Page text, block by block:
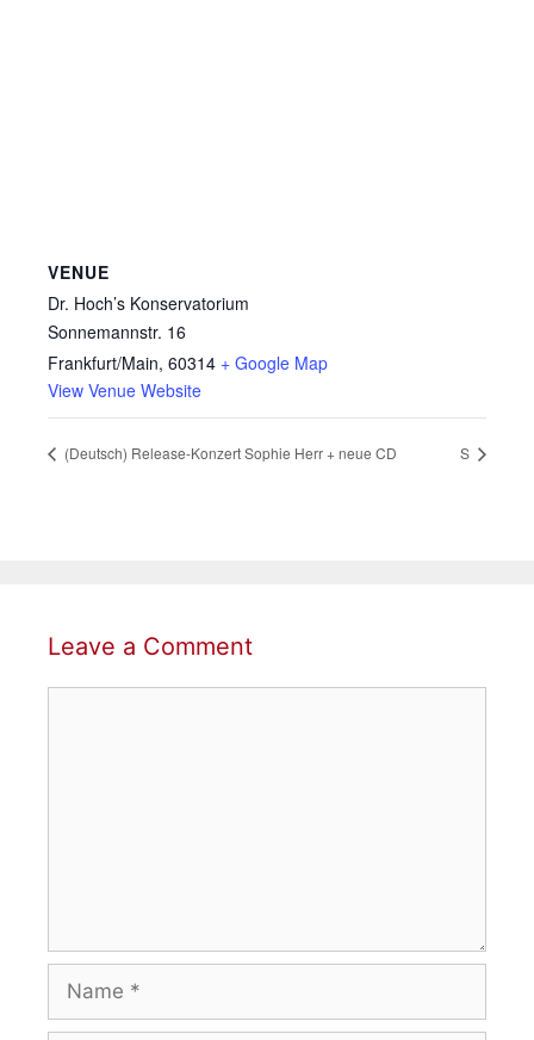
VENUE
Dr. Hoch’s Konservatorium
Sonnemannstr. 16
Frankfurt/Main, 60314 + Google Map
View Venue Website
(Deutsch) Release-Konzert Sophie Herr + neue CD S
Leave a Comment
Name